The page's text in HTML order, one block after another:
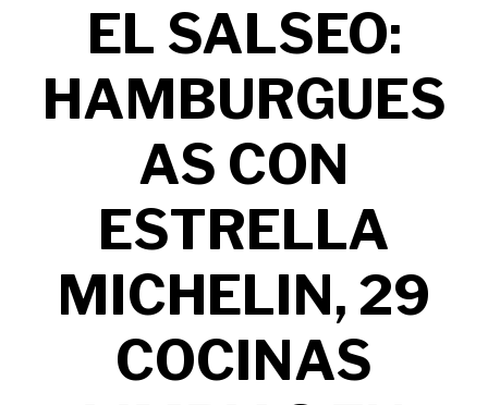
EL SALSEO:
HAMBURGUES
AS CON
ESTRELLA
MICHELIN, 29
COCINAS